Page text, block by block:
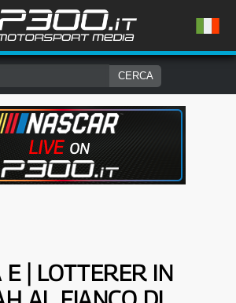
| LOTTERER IN